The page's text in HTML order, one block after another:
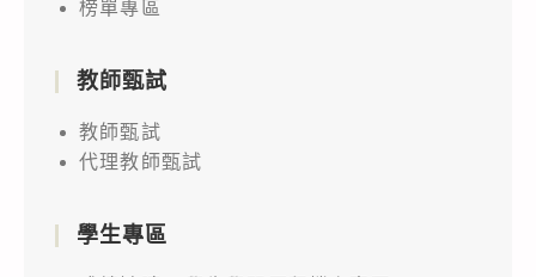
榜單專區
教師甄試
教師甄試
代理教師甄試
學生專區